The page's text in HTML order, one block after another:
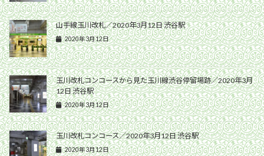
山手線玉川改札／2020年3月12日 渋谷駅
2020年3月12日
玉川改札コンコースから見た玉川線渋谷停留場跡／2020年3月
12日 渋谷駅
2020年3月12日
玉川改札コンコース／2020年3月12日 渋谷駅
2020年3月12日